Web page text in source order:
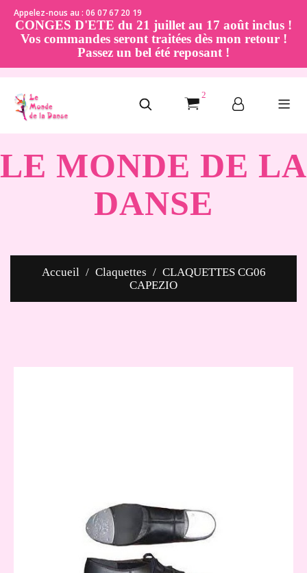
Appelez-nous au : 06 07 67 20 19
CONGES D'ETE du 21 juillet au 17 août inclus !
Vos commandes seront traitées dès mon retour !
Passez un bel été reposant !
2
LE MONDE DE LA
DANSE
Accueil Claquettes
CLAQUETTES CG06
CAPEZIO